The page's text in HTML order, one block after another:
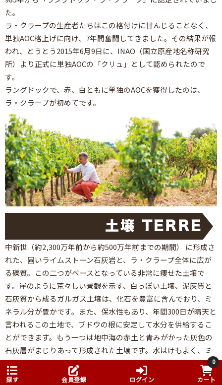
た。
ラ・クラープの生産者たちはこの格付けに甘んじることなく、
単独AOC格上げに向け、7年間奮闘してきました。その結果が報
われ、とうとう2015年6月9日に、INAO（国立原産地名称研究
所）より正式に単独AOCの「クリュ」として認められたので
す。
ラングドックで、赤、白ともに単独のAOCを獲得したのは、
ラ・クラープが初めてです。
中新世（約2,300万年前から約500万年前までの期間） に形成さ
れた、固いライムストーン石灰岩と、ラ・クラープ全体に広が
る礫質。この二つがベースとなっている非常に痩せた土壌で
す。崖のように荒々しい景観を示す、白っぽい土壌、泥灰質と
石灰質から成るガルガス土壌は、化石を豊富に含んでおり、ミ
ネラル分が豊かです。また、保水性もあり、年間300日が晴天と
言われるこの土地で、ブドウの根に安定して水分を供給するこ
とができます。もう一つは地中海の赤土と青みがかった灰色の
石灰層がまじりあって形成された土壌です。水はけもよく、ミ
ネラルが多量に含まれており、豊かな、濃密な味わいのワイン
を生み出します。
探す 会員登録 ログイン
0
カート